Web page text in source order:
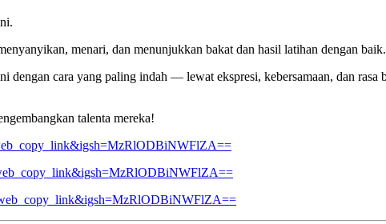
menari, dan menunjukkan bakat dan hasil latihan dengan baik.
cara yang paling indah — lewat ekspresi, kebersamaan, dan rasa
talenta mereka!